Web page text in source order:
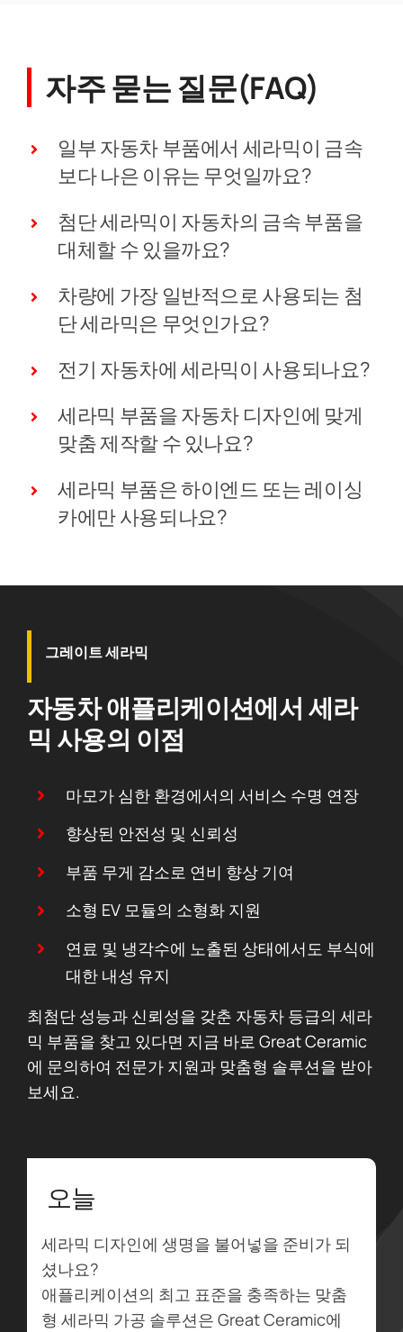
자주 묻는 질문(FAQ)
일부 자동차 부품에서 세라믹이 금속
보다 나은 이유는 무엇일까요?
첨단 세라믹이 자동차의 금속 부품을
대체할 수 있을까요?
차량에 가장 일반적으로 사용되는 첨
단 세라믹은 무엇인가요?
전기 자동차에 세라믹이 사용되나요?
세라믹 부품을 자동차 디자인에 맞게
맞춤 제작할 수 있나요?
세라믹 부품은 하이엔드 또는 레이싱
카에만 사용되나요?
그레이트 세라믹
자동차 애플리케이션에서 세라
믹 사용의 이점
마모가 심한 환경에서의 서비스 수명 연장
향상된 안전성 및 신뢰성
부품 무게 감소로 연비 향상 기여
소형 EV 모듈의 소형화 지원
연료 및 냉각수에 노출된 상태에서도 부식에
대한 내성 유지
최첨단 성능과 신뢰성을 갖춘 자동차 등급의 세라
믹 부품을 찾고 있다면 지금 바로 Great Ceramic
에 문의하여 전문가 지원과 맞춤형 솔루션을 받아
보세요.
오늘
세라믹 디자인에 생명을 불어넣을 준비가 되
셨나요?
애플리케이션의 최고 표준을 충족하는 맞춤
형 세라믹 가공 솔루션은 Great Ceramic에